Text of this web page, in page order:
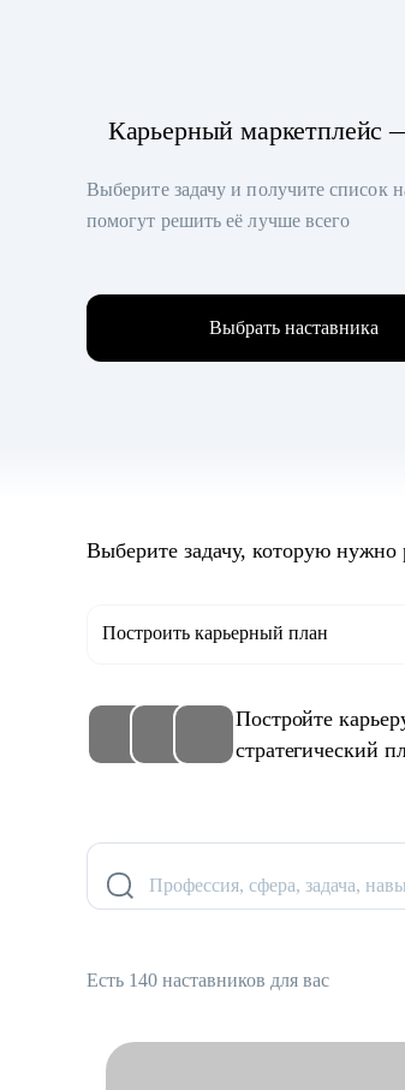
Карьерный маркетплейс
Выберите задачу и получите список
помогут решить её лучше всего
Выбрать наставника
Выберите задачу, которую нужно
Построить карьерный план
Постройте
стратегический
Профессия, сфера, задача,
Есть 140 наставников для вас